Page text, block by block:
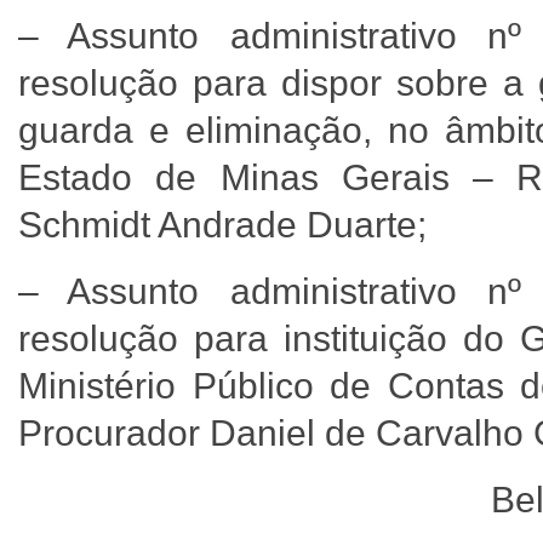
– Assunto administrativo
resolução para dispor sobre a
guarda e eliminação, no
Estado de Minas Gerais –
Schmidt Andrade Duarte;
– Assunto administrativo
resolução para instituição do
Ministério Público de Contas
Procurador Daniel de Carvalho